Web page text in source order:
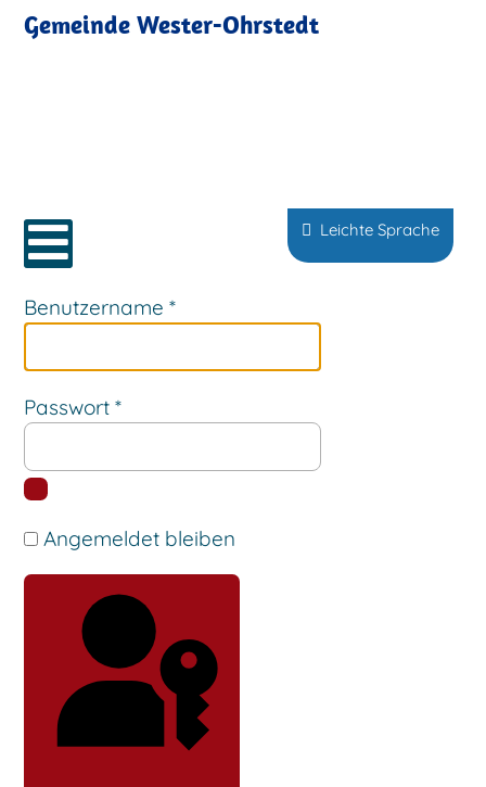
Gemeinde Wester-Ohrstedt
Sprache auswählen
Leichte Sprache
Benutzername *
Passwort *
Passwort anzeigen
Angemeldet bleiben